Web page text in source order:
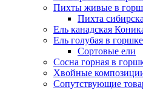
Пихты живые в
Пихта
Ель канадская
Ель голубая в горшке
Сортовые ели
Сосна горная в
Хвойные
Сопутствующие